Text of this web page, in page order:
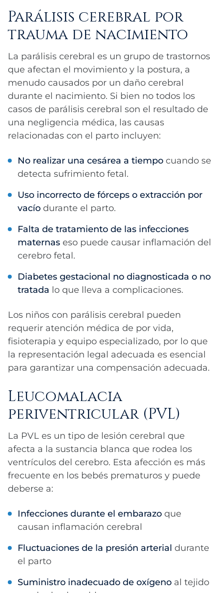
Parálisis cerebral por
trauma de nacimiento
La parálisis cerebral es un grupo de trastornos
que afectan el movimiento y la postura, a
menudo causados por un daño cerebral
durante el nacimiento. Si bien no todos los
casos de parálisis cerebral son el resultado de
una negligencia médica, las causas
relacionadas con el parto incluyen:
No realizar una cesárea a tiempo cuando se
detecta sufrimiento fetal.
Uso incorrecto de fórceps o extracción por
vacío durante el parto.
Falta de tratamiento de las infecciones
maternas eso puede causar inflamación del
cerebro fetal.
Diabetes gestacional no diagnosticada o no
tratada lo que lleva a complicaciones.
Los niños con parálisis cerebral pueden
requerir atención médica de por vida,
fisioterapia y equipo especializado, por lo que
la representación legal adecuada es esencial
para garantizar una compensación adecuada.
Leucomalacia
periventricular (PVL)
La PVL es un tipo de lesión cerebral que
afecta a la sustancia blanca que rodea los
ventrículos del cerebro. Esta afección es más
frecuente en los bebés prematuros y puede
deberse a:
Infecciones durante el embarazo que
causan inflamación cerebral
Fluctuaciones de la presión arterial durante
el parto
Suministro inadecuado de oxígeno al tejido